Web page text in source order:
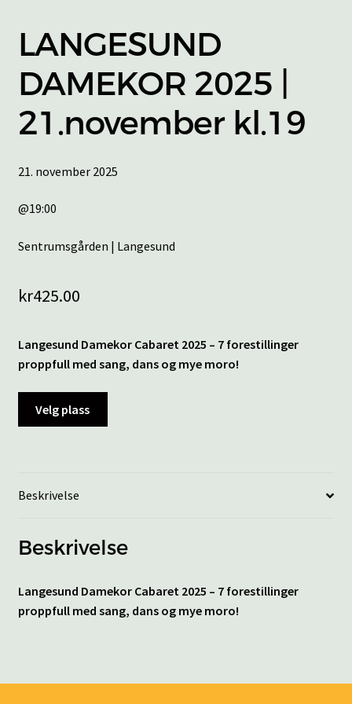
LANGESUND
DAMEKOR 2025 |
21.november kl.19
21. november 2025
@19:00
Sentrumsgården | Langesund
kr425.00
Langesund Damekor Cabaret 2025 – 7 forestillinger
proppfull med sang, dans og mye moro!
Velg plass
Beskrivelse
Beskrivelse
Langesund Damekor Cabaret 2025 – 7 forestillinger
proppfull med sang, dans og mye moro!